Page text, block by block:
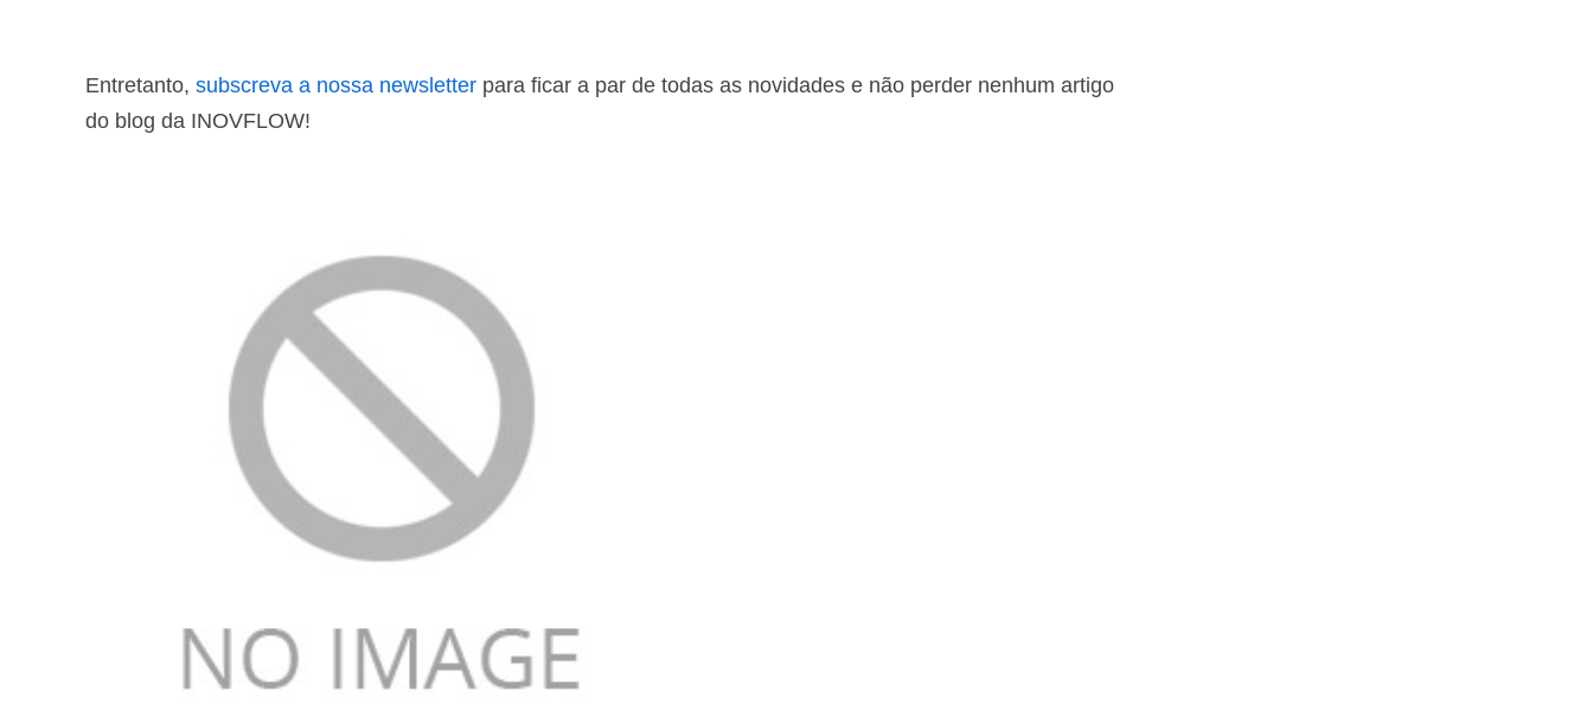
Entretanto, subscreva a nossa newsletter para ficar a par de todas as novidades e não perder nenhum artigo
do blog da INOVFLOW!